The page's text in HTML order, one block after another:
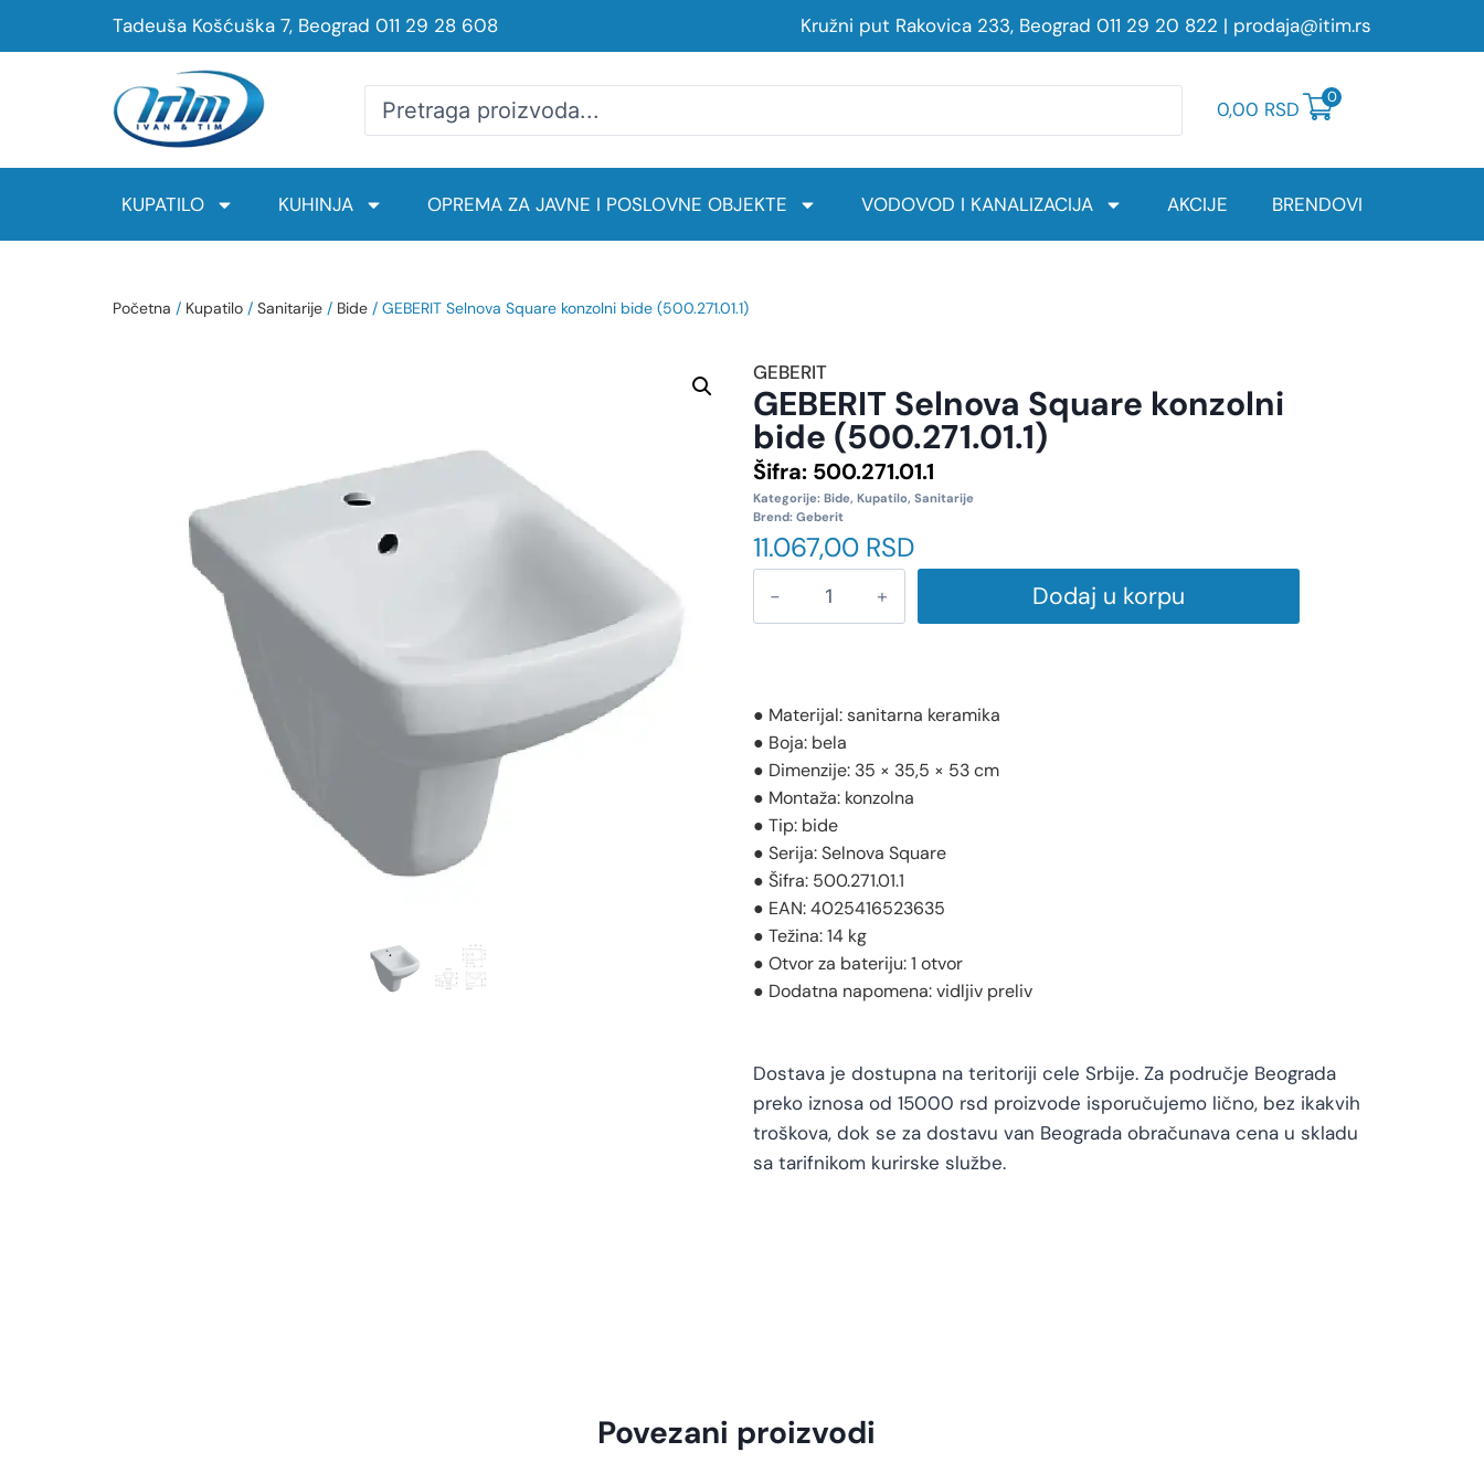
Tadeuša Košćuška 7, Beograd 011 29 28 608 Kružni put Rakovica 233, Beograd 011 29 20 822 | prodaja@itim.rs
0,00 RSD
0
KUPATILO KUHINJA OPREMA ZA JAVNE I POSLOVNE OBJEKTE VODOVOD I KANALIZACIJA AKCIJE BRENDOVI
Početna / Kupatilo / Sanitarije / Bide / GEBERIT Selnova Square konzolni bide (500.271.01.1)
GEBERIT
GEBERIT Selnova Square konzolni
bide (500.271.01.1)
Šifra: 500.271.01.1
Kategorije: Bide, Kupatilo, Sanitarije
Brend: Geberit
11.067,00 RSD
Dodaj u korpu
● Materijal: sanitarna keramika
● Boja: bela
● Dimenzije: 35 × 35,5 × 53 cm
● Montaža: konzolna
● Tip: bide
● Serija: Selnova Square
● Šifra: 500.271.01.1
● EAN: 4025416523635
● Težina: 14 kg
● Otvor za bateriju: 1 otvor
● Dodatna napomena: vidljiv preliv
Dostava je dostupna na teritoriji cele Srbije. Za područje Beograda
preko iznosa od 15000 rsd proizvode isporučujemo lično, bez ikakvih
troškova, dok se za dostavu van Beograda obračunava cena u skladu
sa tarifnikom kurirske službe.
Povezani proizvodi